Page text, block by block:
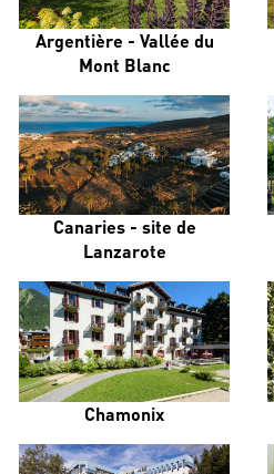
Argentière - Vallée du
Mont Blanc
Canaries - site de
Lanzarote
Chamonix